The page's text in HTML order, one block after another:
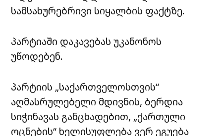
სამსახურებრივი სიყალბის ფაქტზე.
პარტიაში დაკავებას უკანონოს
უწოდებენ.
პარტიის „საქართველოსთვის“
აღმასრულებელი მდივნის, ბერდია
სიჭინავას განცხადებით, „ქართული
ოცნების“ ხელისუფლება ვერ ეგუება